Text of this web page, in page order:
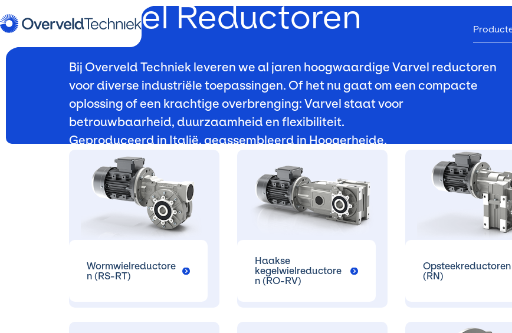
VarvelReductoren
Bij Overveld Techniek leveren we al jaren hoogwaardige Varvel reductoren
voor diverse industriële toepassingen. Of het nu gaat om een compacte
oplossing of een krachtige overbrenging: Varvel staat voor
betrouwbaarheid, duurzaamheid en flexibiliteit.
Geproduceerd in Italië, geassembleerd in Hoogerheide.
Wormwielreductore
n (RS-RT)
Haakse
kegelwielreductore
n (RO-RV)
Opsteekreductoren
(RN)